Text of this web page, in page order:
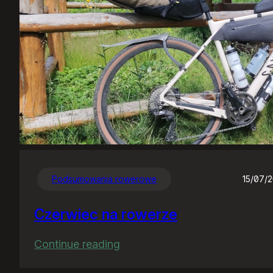
Podsumowania rowerowe 15/07/
Czerwiec na rowerze
Continue reading